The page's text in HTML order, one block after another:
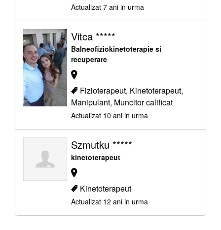
Actualizat 7 ani in urma
Vitca *****
Balneofiziokinetoterapie si
recuperare
Fizioterapeut, Kinetoterapeut,
Manipulant, Muncitor calificat
Actualizat 10 ani in urma
Szmutku *****
kinetoterapeut
Kinetoterapeut
Actualizat 12 ani in urma